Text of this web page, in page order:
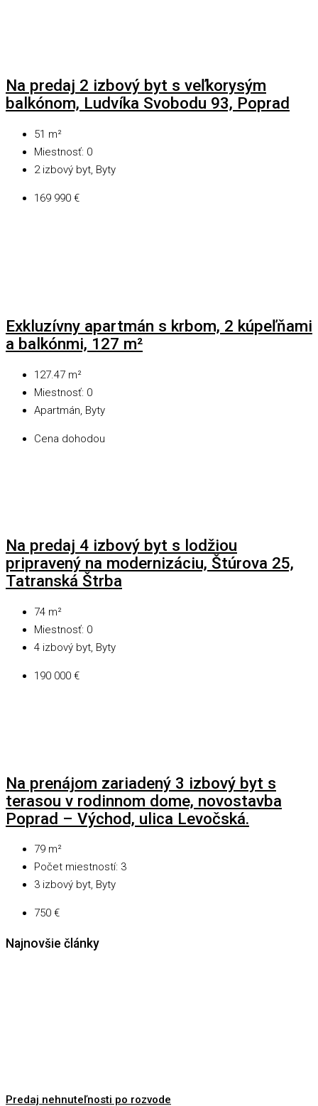
Na predaj 2 izbový byt s veľkorysým
balkónom, Ludvíka Svobodu 93, Poprad
51 m²
Miestnosť: 0
2 izbový byt, Byty
169 990 €
Exkluzívny apartmán s krbom, 2 kúpeľňami
a balkónmi, 127 m²
127.47 m²
Miestnosť: 0
Apartmán, Byty
Cena dohodou
Na predaj 4 izbový byt s lodžiou
pripravený na modernizáciu, Štúrova 25,
Tatranská Štrba
74 m²
Miestnosť: 0
4 izbový byt, Byty
190 000 €
Na prenájom zariadený 3 izbový byt s
terasou v rodinnom dome, novostavba
Poprad – Východ, ulica Levočská.
79 m²
Počet miestností: 3
3 izbový byt, Byty
750 €
Najnovšie články
Predaj nehnuteľnosti po rozvode